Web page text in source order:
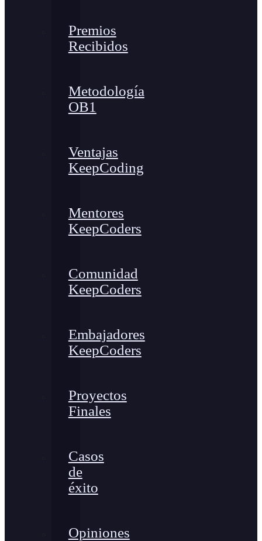
Premios
Recibidos
Metodología
OB1
Ventajas
KeepCoding
Mentores
KeepCoders
Comunidad
KeepCoders
Embajadores
KeepCoders
Proyectos
Finales
Casos
de
éxito
Opiniones